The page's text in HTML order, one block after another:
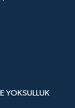
YOKSULLUK